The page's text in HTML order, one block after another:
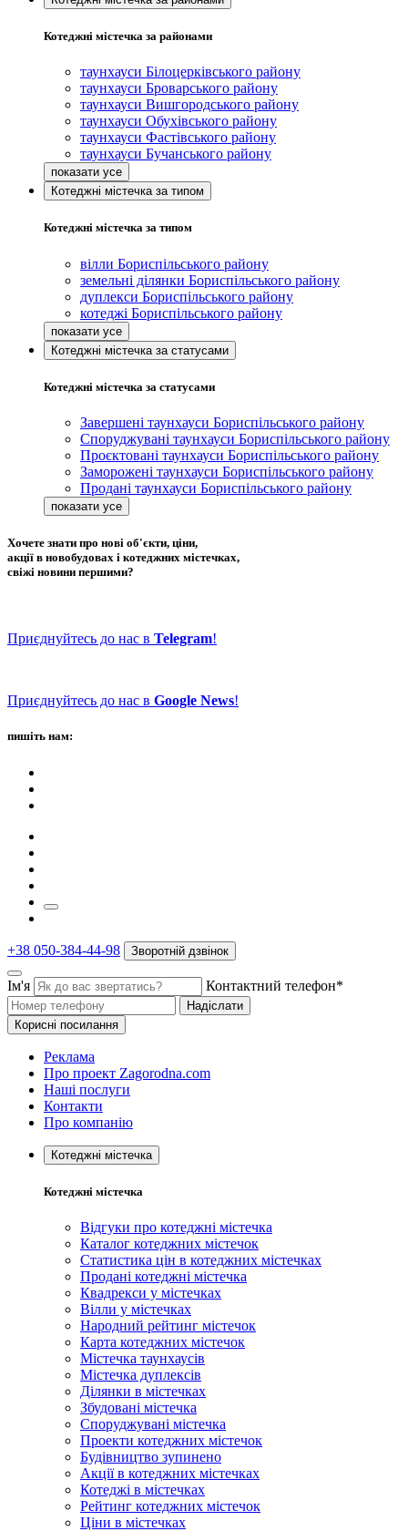
Котеджні містечка за районами
таунхауси Білоцерківського району
таунхауси Броварського району
таунхауси Вишгородського району
таунхауси Обухівського району
таунхауси Фастівського району
таунхауси Бучанського району
Котеджні містечка за типом
Котеджні містечка за типом
вілли Бориспільського району
земельні ділянки Бориспільського району
дуплекси Бориспільського району
котеджі Бориспільського району
Котеджні містечка за статусами
Котеджні містечка за статусами
Завершені таунхауси Бориспільського району
Споруджувані таунхауси Бориспільського району
Проєктовані таунхауси Бориспільського району
Заморожені таунхауси Бориспільського району
Продані таунхауси Бориспільського району
Хочете знати про нові об'єкти, ціни,
акції в новобудовах і котеджних містечках,
свіжі новини першими?
Приєднуйтесь до нас в Telegram!
Приєднуйтесь до нас в Google News!
пишіть нам:
+38 050-384-44-98 Зворотній дзвінок
Ім'я Контактний телефон*
Надіслати
Корисні посилання
Реклама
Про проект Zagorodna.com
Наші послуги
Контакти
Про компанію
Котеджні містечка
Котеджні містечка
Відгуки про котеджні містечка
Каталог котеджних містечок
Статистика цін в котеджних містечках
Продані котеджні містечка
Квадрекси у містечках
Вілли у містечках
Народний рейтинг містечок
Карта котеджних містечок
Містечка таунхаусів
Містечка дуплексів
Ділянки в містечках
Збудовані містечка
Споруджувані містечка
Проекти котеджних містечок
Будівництво зупинено
Акції в котеджних містечках
Котеджі в містечках
Рейтинг котеджних містечок
Ціни в містечках